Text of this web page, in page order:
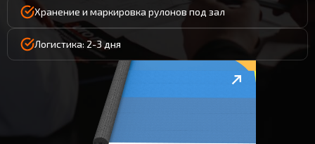
Хранение и маркировка рулонов под зал
Логистика: 2-3 дня